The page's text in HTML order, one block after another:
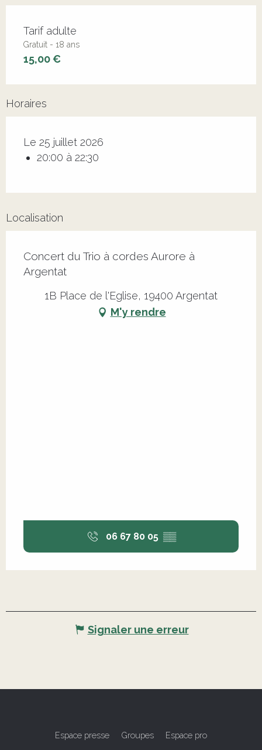
Tarifs 2026
Tarif adulte
Gratuit - 18 ans
15,00 €
Horaires
Le 25 juillet 2026
20:00 à 22:30
Localisation
Concert du Trio à cordes Aurore à
Argentat
1B Place de l'Eglise, 19400 Argentat
M'y rendre
06 67 80 05 ▒▒
Signaler une erreur
Espace presse Groupes Espace pro